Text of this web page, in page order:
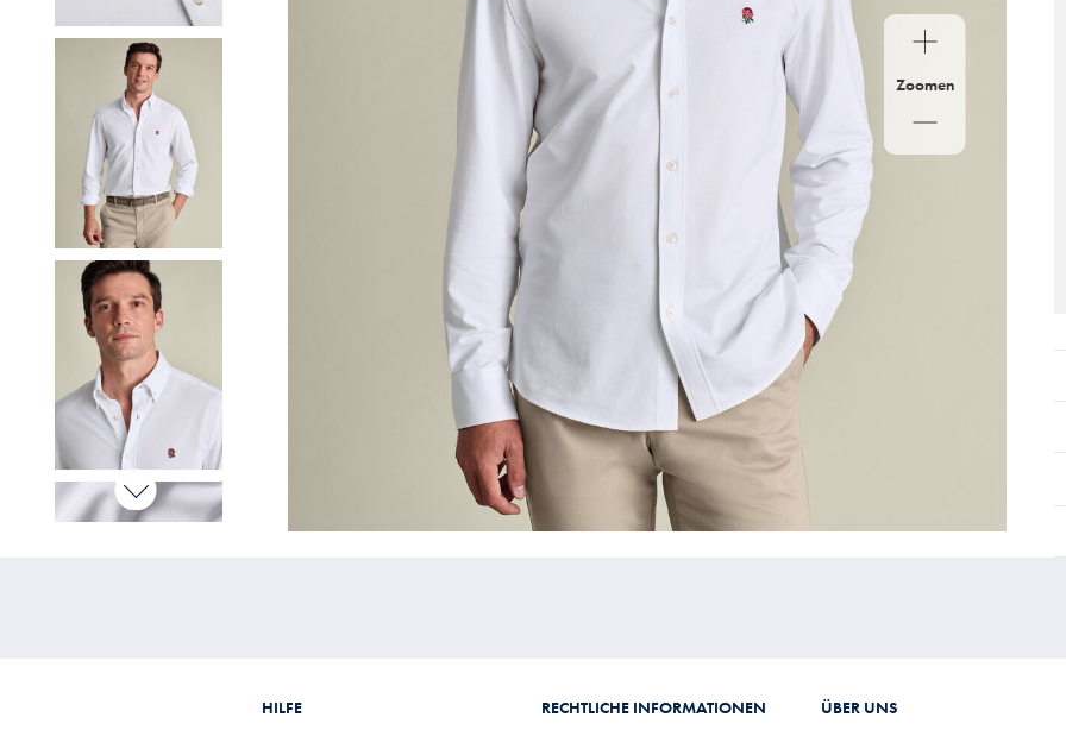
Zoomen
HILFE
RECHTLICHE INFORMATIONEN
ÜBER UNS